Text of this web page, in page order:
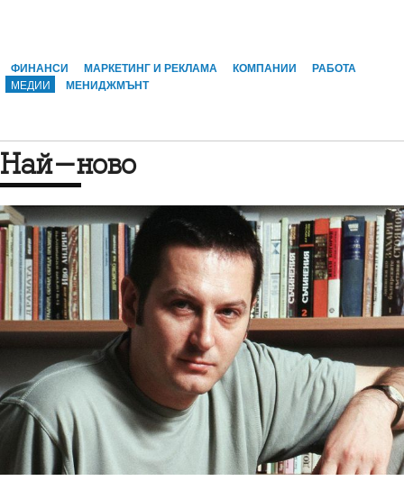
ФИНАНСИ МАРКЕТИНГ И РЕКЛАМА КОМПАНИИ РАБОТА
МЕДИИ МЕНИДЖМЪНТ
Най-ново